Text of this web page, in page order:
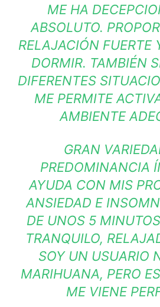
ME HA
ABSOLUTO.
RELAJACIÓN FUERTE
DORMIR. TAMBIÉN
DIFERENTES
ME PERMITE
AMBIENTE
GRAN
PREDOMINANCIA
AYUDA CON MIS
ANSIEDAD E
DE UNOS 5
TRANQUILO,
SOY UN USUARIO
MARIHUANA, PERO
ME VIENE